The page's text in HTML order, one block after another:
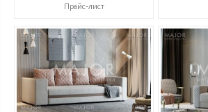
Прайс-лист